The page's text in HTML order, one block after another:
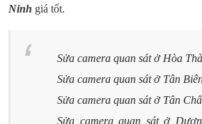
Ninh giá tốt.
Sửa camera quan sát ở Hòa
Sửa camera quan sát ở Tân
Sửa camera quan sát ở Tân
Sửa camera quan sát ở